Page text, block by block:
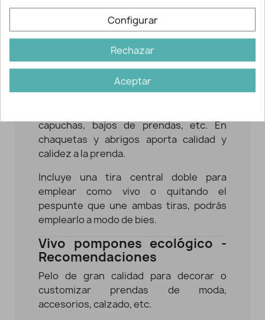
Tiene un tacto muy suave y resulta ideal
para la confección de cuellos, puños,
capas, solapas, sacos de bebé, etc. o
reparar otras prendas como abrigos.
También podrás emplearlo como
aplicación en camisetas, jerséis,
capuchas, bajos de prendas, etc. En
chaquetas y abrigos aporta calidad y
calidez a la prenda.
Incluye una tira central doble para
emplear como vivo o quitando el
pespunte que une ambas tiras, podrás
emplearlo a modo de bies.
Vivo pompones ecológico -
Recomendaciones
Pelo de gran calidad para decorar o
customizar prendas de moda,
accesorios, calzado, etc.
Configurar
Rechazar
Aceptar